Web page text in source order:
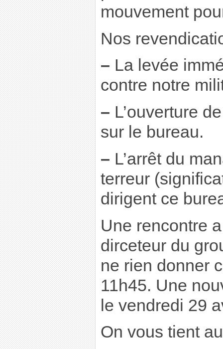
mouvement
Nos
– La levée
contre notre
– L’ouverture
sur le bureau.
– L’arrêt du
terreur
dirigent ce
Une rencontre
dirceteur du
ne rien donner
11h45. Une
le vendredi 29
On vous tient